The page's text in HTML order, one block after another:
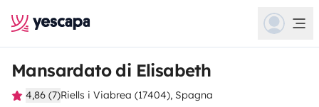
Mansardato di Elisabeth
4,86 (7)Riells i Viabrea (17404), Spagna